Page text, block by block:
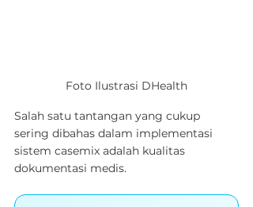
Foto Ilustrasi DHealth
Salah satu tantangan yang cukup
sering dibahas dalam implementasi
sistem casemix adalah kualitas
dokumentasi medis.